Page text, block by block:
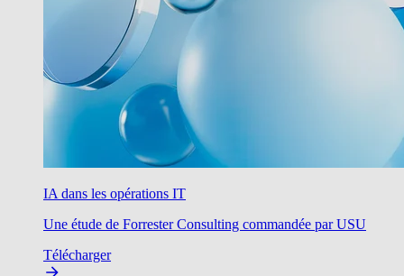
IA dans les opérations IT
Une étude de Forrester Consulting commandée par USU
Télécharger